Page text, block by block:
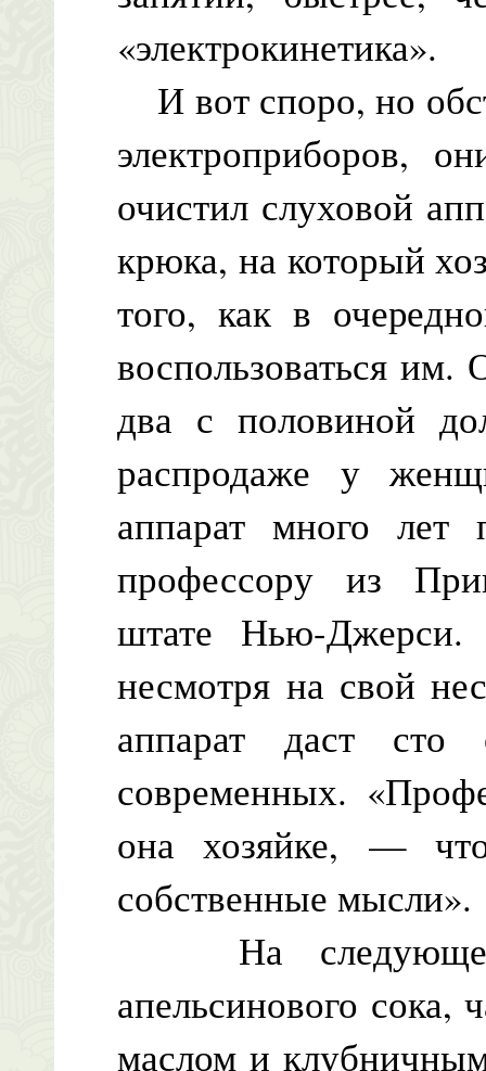
«электрокинетика».
И вот споро, но
электроприборов,
очистил слуховой
крюка, на который
того, как в
воспользоваться им.
два с половиной
распродаже у
аппарат много лет
профессору из
штате Нью-Джерси.
несмотря на свой
аппарат даст
современных.
она хозяйке, —
собственные мысли».
На следующее
апельсинового сока,
маслом и